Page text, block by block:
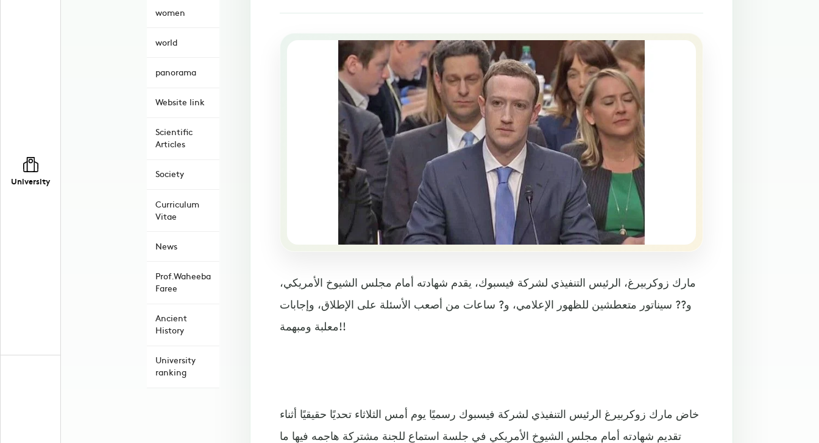
University
women
world
panorama
Website link
Scientific
Articles
Society
Curriculum
Vitae
News
Prof.Waheeba
Faree
Ancient
History
University
ranking
مارك زوكربيرغ، الرئيس التنفيذي لشركة فيسبوك، يقدم شهادته أمام مجلس الشيوخ الأمريكي،
و?? سيناتور متعطشين للظهور الإعلامي، و? ساعات من أصعب الأسئلة على الإطلاق، وإجابات
معلبة ومبهمة!!
خاض مارك زوكربيرغ الرئيس التنفيذي لشركة فيسبوك رسميًا يوم أمس الثلاثاء تحديًا حقيقيًا أثناء
تقديم شهادته أمام مجلس الشيوخ الأمريكي في جلسة استماع للجنة مشتركة هاجمه فيها ما